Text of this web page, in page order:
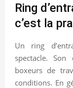
Ring
c’est la
Un ring
spectacle.
boxeurs de
conditions. En